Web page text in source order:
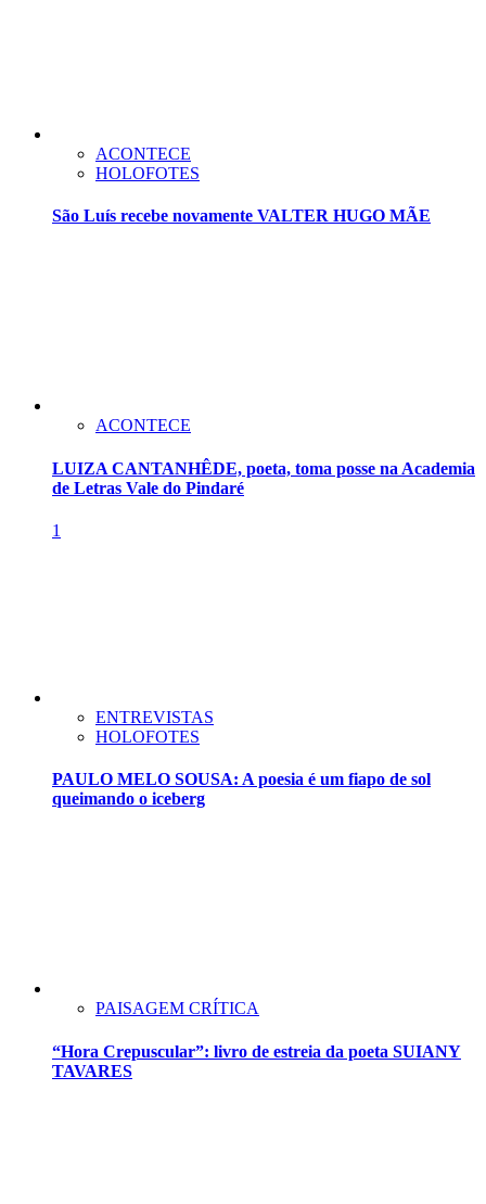
ACONTECE
HOLOFOTES
São Luís recebe novamente VALTER HUGO MÃE
ACONTECE
LUIZA CANTANHÊDE, poeta, toma posse na Academia
de Letras Vale do Pindaré
1
ENTREVISTAS
HOLOFOTES
PAULO MELO SOUSA: A poesia é um fiapo de sol
queimando o iceberg
PAISAGEM CRÍTICA
“Hora Crepuscular”: livro de estreia da poeta SUIANY
TAVARES